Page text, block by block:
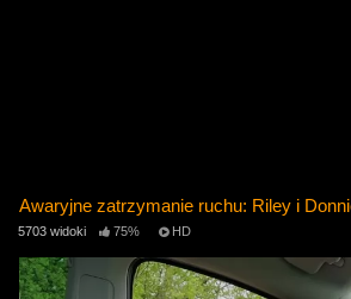
Awaryjne zatrzymanie ruchu: Riley i
5703 widoki 75% HD